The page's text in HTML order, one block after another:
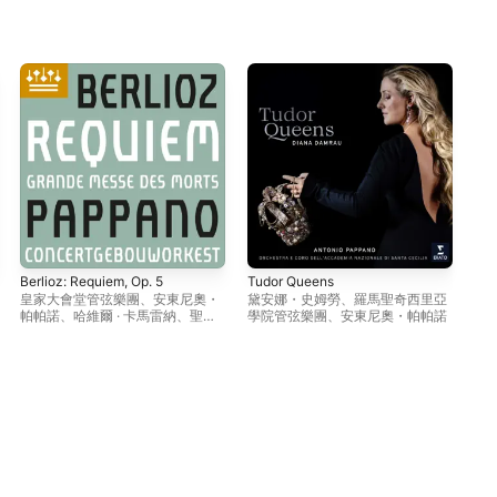
Berlioz: Requiem, Op. 5
皇家大會堂管弦樂團 、安東尼奧・
帕帕諾 、哈維爾 · 卡馬雷納 、聖西
Tudor Queens
黛安娜・史姆勞 、羅馬聖奇西里亞
學院管弦樂團 、安東尼奧・帕帕諾